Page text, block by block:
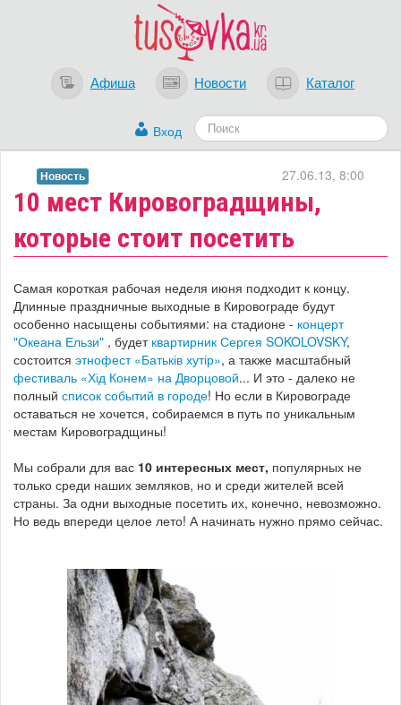
Афиша Новости Каталог
Вход
10 мест Кировоградщины,
которые стоит посетить
27.06.13, 8:00
Новость
Самая короткая рабочая неделя июня подходит к концу.
Длинные праздничные выходные в Кировограде будут
особенно насыщены событиями: на стадионе - концерт
"Океана Ельзи" , будет квартирник Сергея SOKOLOVSKY,
состоится этнофест «Батьків хутір», а также масштабный
фестиваль «Хід Конем» на Дворцовой... И это - далеко не
полный список событий в городе! Но если в Кировограде
оставаться не хочется, собираемся в путь по уникальным
местам Кировоградщины!
Мы собрали для вас 10 интересных мест, популярных не
только среди наших земляков, но и среди жителей всей
страны. За одни выходные посетить их, конечно, невозможно.
Но ведь впереди целое лето! А начинать нужно прямо сейчас.